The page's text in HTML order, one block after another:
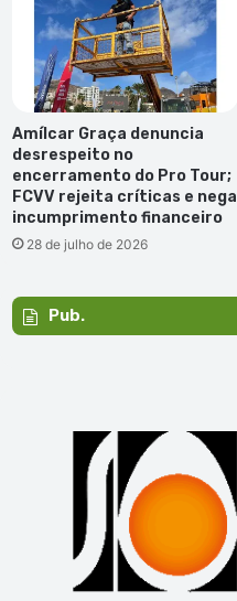
Amílcar Graça denuncia
desrespeito no
encerramento do Pro Tour;
FCVV rejeita críticas e nega
incumprimento financeiro
28 de julho de 2026
Pub.